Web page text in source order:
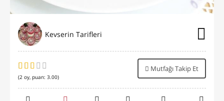
Kevserin Tarifleri
(2 oy, puan: 3.00)
Mutfağı Takip Et